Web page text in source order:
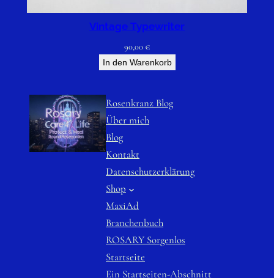
Vintage Typewriter
90,00 €
In den Warenkorb
Rosenkranz Blog
Über mich
Blog
Kontakt
Datenschutzerklärung
Shop
MaxiAd
Branchenbuch
ROSARY Sorgenlos
Startseite
Ein Startseiten-Abschnitt